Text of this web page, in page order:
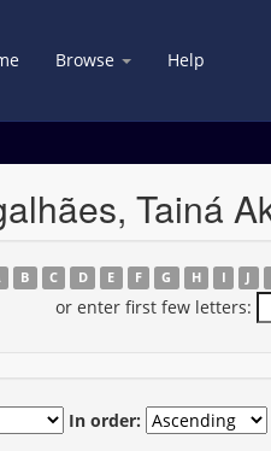
Browse Help
Tainá
B C D E F G H I J
or enter first few letters:
In order: